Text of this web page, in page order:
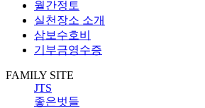
월간정토
실천장소 소개
삼보수호비
기부금영수증
FAMILY SITE
JTS
좋은벗들